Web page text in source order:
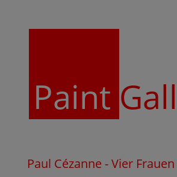
Paint
Paul Cézanne - Vier